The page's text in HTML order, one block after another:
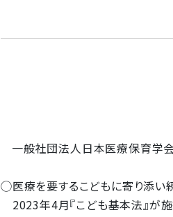
一般社団法人日本医療保育学会
◯医療を要するこどもに寄り添い
2023年4月『こども基本法』が施